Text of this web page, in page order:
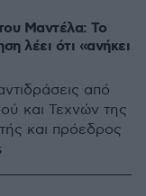
Μαντέλα: Το
λέει ότι «ανήκει
από
και Τεχνών της
και πρόεδρος